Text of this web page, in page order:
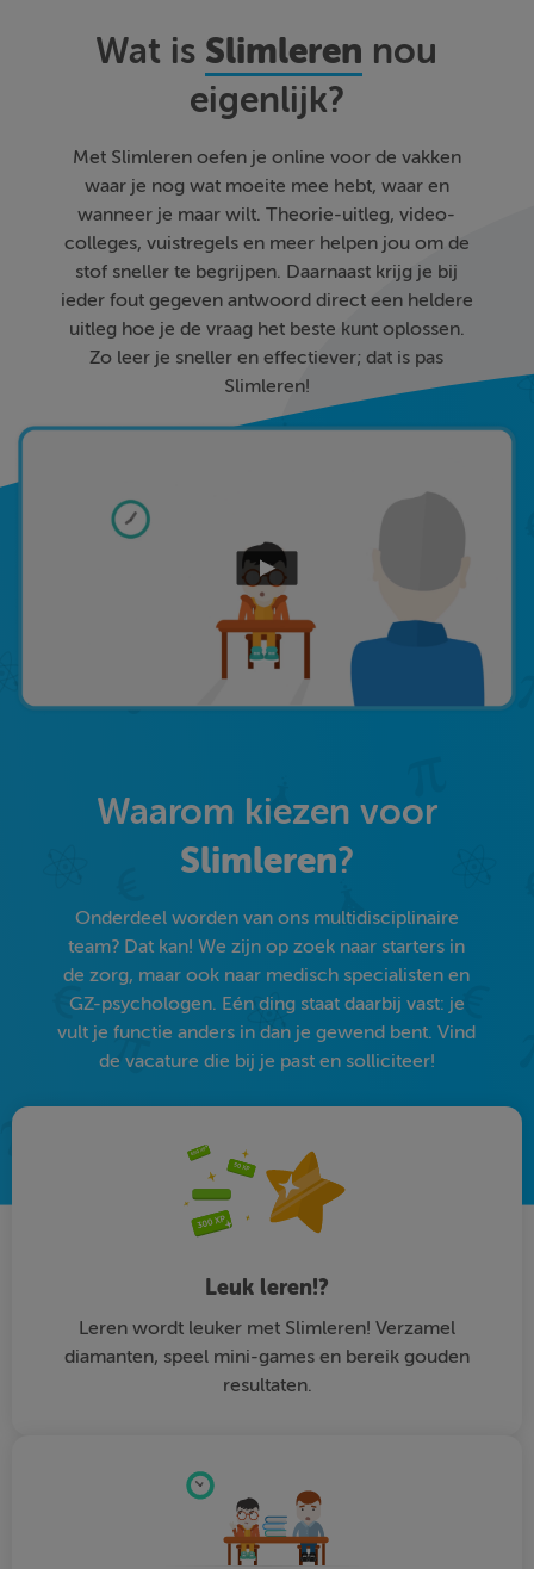
Wat is Slimleren nou
eigenlijk?
Met Slimleren oefen je online voor de vakken
waar je nog wat moeite mee hebt, waar en
wanneer je maar wilt. Theorie-uitleg, video-
colleges, vuistregels en meer helpen jou om de
stof sneller te begrijpen. Daarnaast krijg je bij
ieder fout gegeven antwoord direct een heldere
uitleg hoe je de vraag het beste kunt oplossen.
Zo leer je sneller en effectiever; dat is pas
Slimleren!
Waarom kiezen voor
Slimleren?
Onderdeel worden van ons multidisciplinaire
team? Dat kan! We zijn op zoek naar starters in
de zorg, maar ook naar medisch specialisten en
GZ-psychologen. Eén ding staat daarbij vast: je
vult je functie anders in dan je gewend bent. Vind
de vacature die bij je past en solliciteer!
Leuk leren!?
Leren wordt leuker met Slimleren! Verzamel
diamanten, speel mini-games en bereik gouden
resultaten.